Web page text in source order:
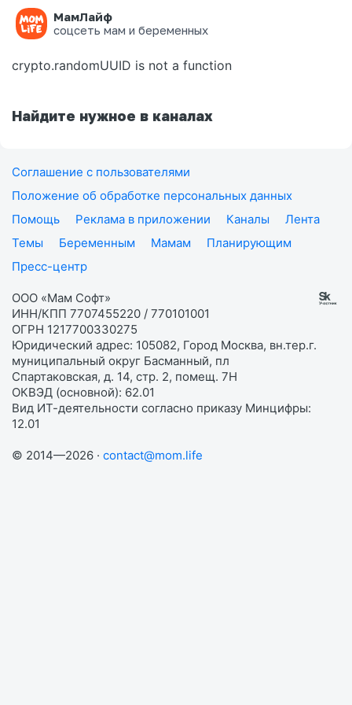
МамЛайф
соцсеть мам и беременных
Ошибка на странице
crypto.randomUUID is not a function
Найдите нужное в каналах
Соглашение с пользователями
Положение об обработке персональных данных
Помощь
Реклама в приложении Каналы
Лента
Темы
Беременным Мамам
Планирующим
Пресс-центр
ООО «Мам Софт»
ИНН/КПП 7707455220 / 770101001
ОГРН 1217700330275
Юридический адрес: 105082, Город Москва, вн.тер.г.
муниципальный округ Басманный, пл
Спартаковская, д. 14, стр. 2, помещ. 7Н
ОКВЭД (основной): 62.01
Вид ИТ-деятельности согласно приказу Минцифры:
12.01
© 2014—2026 · contact@mom.life